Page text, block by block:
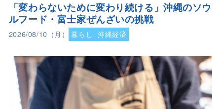
「変わらないために変わり続ける」沖縄のソウ
ルフード・富士家ぜんざいの挑戦
2026/08/10（月） 暮らし 沖縄経済